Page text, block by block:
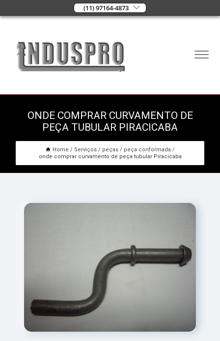
(11) 97164-4873
ONDE COMPRAR CURVAMENTO DE
PEÇA TUBULAR PIRACICABA
Home Serviços peças
peça conformada
onde comprar curvamento de peça tubular Piracicaba